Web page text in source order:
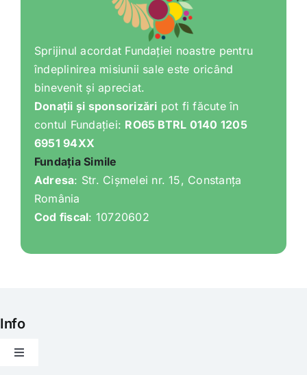
Sprijinul acordat Fundației noastre pentru
îndeplinirea misiunii sale este oricând
binevenit și apreciat.
Donații și sponsorizări pot fi făcute în
contul Fundației: RO65 BTRL 0140 1205
6951 94XX
Fundația Simile
Adresa: Str. Cișmelei nr. 15, Constanța
România
Cod fiscal: 10720602
Info
Toggle